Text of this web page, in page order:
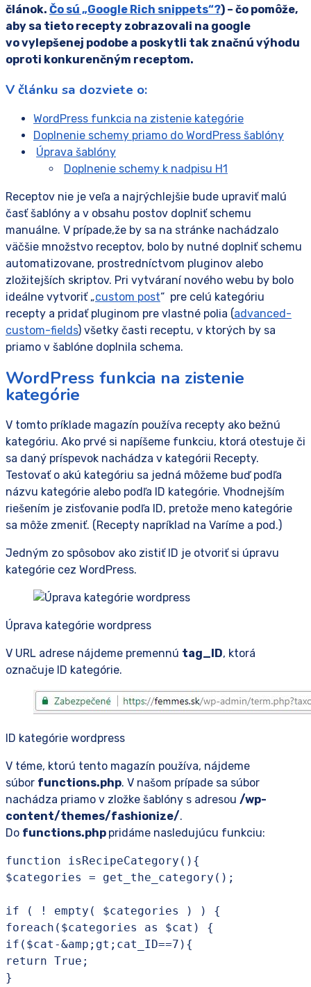
článok. Čo sú „Google Rich snippets“?) – čo pomôže,
aby sa tieto recepty zobrazovali na google
vo vylepšenej podobe a poskytli tak značnú výhodu
oproti konkurenčným receptom.
V článku sa dozviete o:
WordPress funkcia na zistenie kategórie
Doplnenie schemy priamo do WordPress šablóny
Úprava šablóny
Doplnenie schemy k nadpisu H1
Receptov nie je veľa a najrýchlejšie bude upraviť malú
časť šablóny a v obsahu postov doplniť schemu
manuálne. V prípade,že by sa na stránke nachádzalo
väčšie množstvo receptov, bolo by nutné doplniť schemu
automatizovane, prostredníctvom pluginov alebo
zložitejších skriptov. Pri vytváraní nového webu by bolo
ideálne vytvoriť „custom post“ pre celú kategóriu
recepty a pridať pluginom pre vlastné polia (advanced-
custom-fields) všetky časti receptu, v ktorých by sa
priamo v šablóne doplnila schema.
WordPress funkcia na zistenie
kategórie
V tomto príklade magazín používa recepty ako bežnú
kategóriu. Ako prvé si napíšeme funkciu, ktorá otestuje či
sa daný príspevok nachádza v kategórii Recepty.
Testovať o akú kategóriu sa jedná môžeme buď podľa
názvu kategórie alebo podľa ID kategórie. Vhodnejším
riešením je zisťovanie podľa ID, pretože meno kategórie
sa môže zmeniť. (Recepty napríklad na Varíme a pod.)
Jedným zo spôsobov ako zistiť ID je otvoriť si úpravu
kategórie cez WordPress.
Úprava kategórie wordpress
V URL adrese nájdeme premennú tag_ID, ktorá
označuje ID kategórie.
ID kategórie wordpress
V téme, ktorú tento magazín používa, nájdeme
súbor functions.php. V našom prípade sa súbor
nachádza priamo v zložke šablóny s adresou /wp-
content/themes/fashionize/.
Do functions.php pridáme nasledujúcu funkciu:
function isRecipeCategory(){
$categories = get_the_category();
if ( ! empty( $categories ) ) {
foreach($categories as $cat) {
if($cat-&amp;gt;cat_ID==7){
return True;
}